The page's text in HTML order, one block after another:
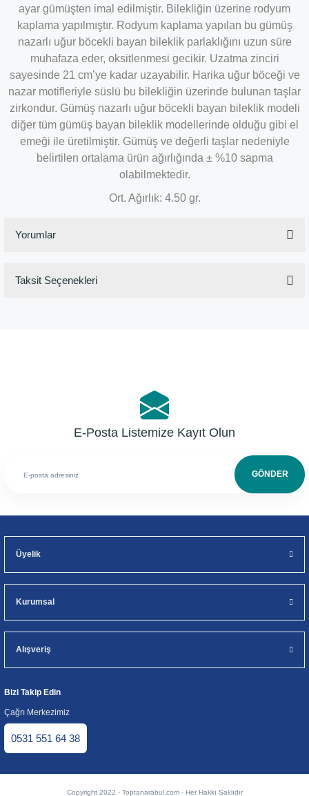
ayar gümüşten imal edilmiştir. Bilekliğin üzerine rodyum
kaplama yapılmıştır. Rodyum kaplama yapılan bu gümüş
nazarlı uğur böcekli bayan bileklik parlaklığını uzun süre
muhafaza eder, oksitlenmesi gecikir. Uzatma zinciri
sayesinde 21 cm’ye kadar uzayabilir. Harika uğur böceği ve
nazar motifleriyle süslü bu bilekliğin üzerinde bulunan taşlar
zirkondur. Gümüş nazarlı uğur böcekli bayan bileklik modeli
diğer tüm gümüş bayan bileklik modellerinde olduğu gibi el
emeği ile üretilmiştir. Gümüş ve değerli taşlar nedeniyle
belirtilen ortalama ürün ağırlığında ± %10 sapma
olabilmektedir.
Ort. Ağırlık: 4.50 gr.
Yorumlar
Taksit Seçenekleri
E-Posta Listemize Kayıt Olun
GÖNDER
Üyelik
Kurumsal
Alışveriş
Bizi Takip Edin
Çağrı Merkezimiz
0531 551 64 38
Copyright 2022 - Toptanarabul.com - Her Hakkı Saklıdır